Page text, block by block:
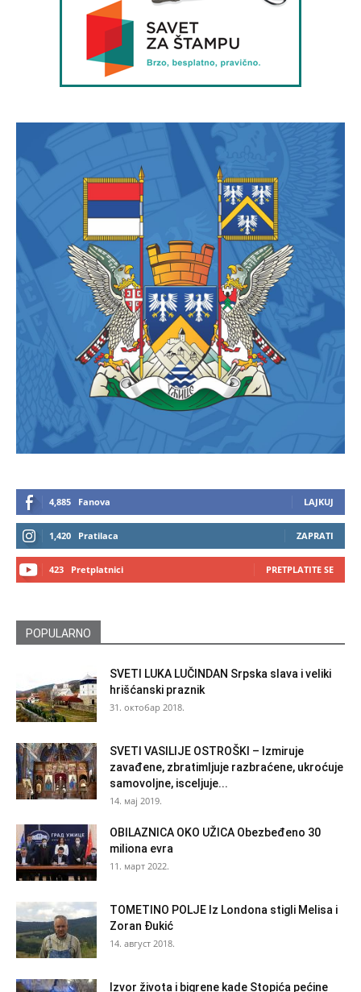
4,885 Fanova LAJKUJ
1,420 Pratilaca ZAPRATI
423 Pretplatnici PRETPLATITE SE
POPULARNO
SVETI LUKA LUČINDAN Srpska slava i veliki
hrišćanski praznik
31. октобар 2018.
SVETI VASILIJE OSTROŠKI – Izmiruje
zavađene, zbratimljuje razbraćene, ukroćuje
samovoljne, isceljuje...
14. мај 2019.
OBILAZNICA OKO UŽICA Obezbeđeno 30
miliona evra
11. март 2022.
TOMETINO POLJE Iz Londona stigli Melisa i
Zoran Đukić
14. август 2018.
Izvor života i bigrene kade Stopića pećine